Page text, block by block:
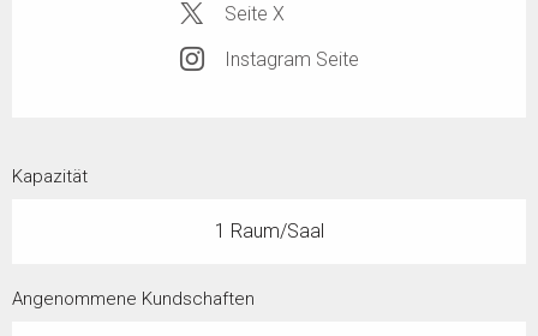
Seite X
Instagram Seite
Kapazität
1 Raum/Saal
Angenommene Kundschaften